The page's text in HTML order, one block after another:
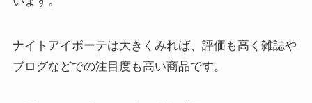
ナイトアイボーテは大きくみれば、評価も高く雑誌や
ブログなどでの注目度も高い商品です。